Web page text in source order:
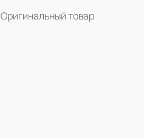
Оригинальный товар